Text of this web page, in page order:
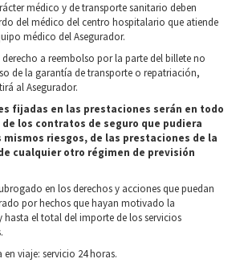
médico y de transporte sanitario deben
del médico del centro hospitalario que atiende
médico del Asegurador.
derecho a reembolso por la parte del billete no
de la garantía de transporte o repatriación,
al Asegurador.
fijadas en las prestaciones serán en todo
los contratos de seguro que pudiera
riesgos, de las prestaciones de la
cualquier otro régimen de previsión
en los derechos y acciones que puedan
por hechos que hayan motivado la
hasta el total del importe de los servicios
en viaje: servicio 24 horas.